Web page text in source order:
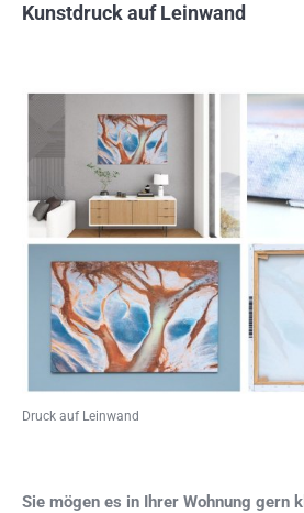
Kunstdruck auf Leinwand
Druck auf Leinwand
Sie mögen es in Ihrer Wohnung gern